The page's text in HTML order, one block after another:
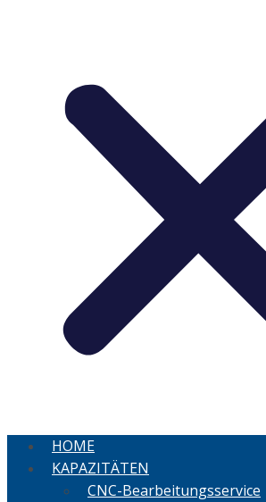
HOME
KAPAZITÄTEN
CNC-Bearbeitungsservice